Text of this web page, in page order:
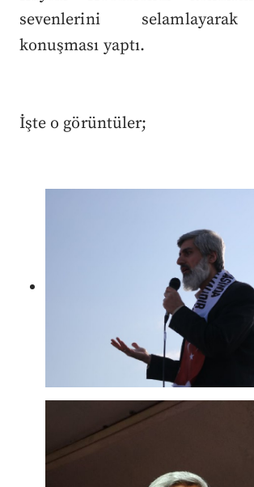
sevenlerini
konuşması yaptı.
İşte o görüntüler;